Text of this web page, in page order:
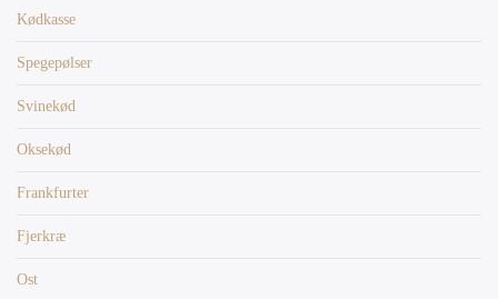
Kødkasse
Spegepølser
Svinekød
Oksekød
Frankfurter
Fjerkræ
Ost